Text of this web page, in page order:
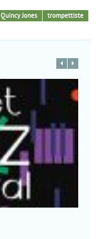
Quincy Jones trompettiste